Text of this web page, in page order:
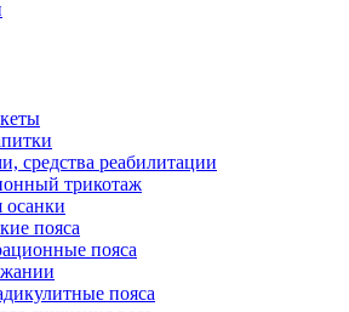
средства реабилитации
трикотаж
осанки
пояса
пояса
пояса